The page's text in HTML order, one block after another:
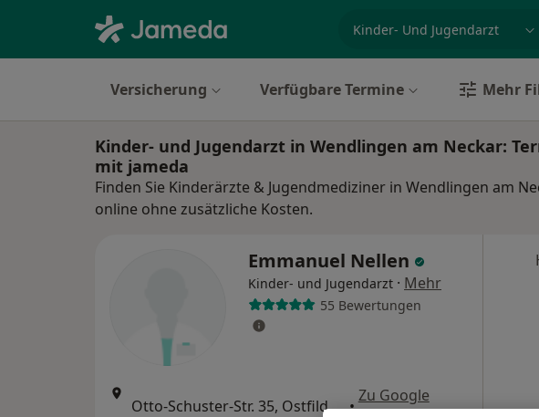
Versicherung Verfügbare Termine Mehr
Kinder- und Jugendarzt in Wendlingen am Neckar:
mit jameda
Finden Sie Kinderärzte & Jugendmediziner in Wendlingen am
online ohne zusätzliche Kosten.
Emmanuel Nellen
Kinder- und Jugendarzt · Mehr
55 Bewertungen
Otto-Schuster-Str. 35, Ostfildern •
Zu Google